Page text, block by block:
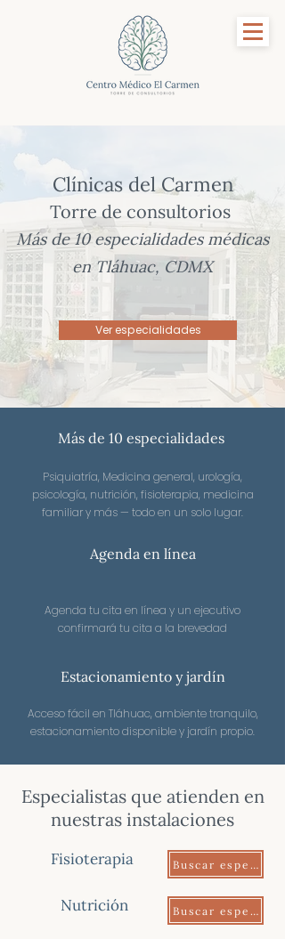
Clínicas del Carmen
Torre de consultorios
Más de 10 especialidades médicas
en Tláhuac, CDMX
Ver especialidades
Más de 10 especialidades
Psiquiatría, Medicina general, urología,
psicología, nutrición, fisioterapia, medicina
familiar y más — todo en un solo lugar.
Agenda en línea
Agenda tu cita en línea y un ejecutivo
confirmará tu cita a la brevedad
Estacionamiento y jardín
Acceso fácil en Tláhuac, ambiente tranquilo,
estacionamiento disponible y jardín propio.
Especialistas que atienden en
nuestras instalaciones
Fisioterapia Buscar especialista
Nutrición Buscar especialista